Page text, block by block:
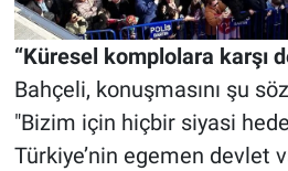
“Küresel komplolara karşı
Bahçeli, konuşmasını şu
"Bizim için hiçbir siyasi
Türkiye’nin egemen devlet